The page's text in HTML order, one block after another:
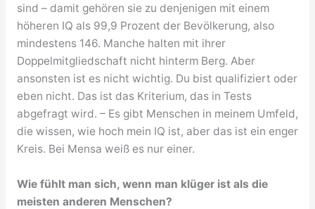
sind – damit gehören sie zu denjenigen mit einem
höheren IQ als 99,9 Prozent der Bevölkerung, also
mindestens 146. Manche halten mit ihrer
Doppelmitgliedschaft nicht hinterm Berg. Aber
ansonsten ist es nicht wichtig. Du bist qualifiziert oder
eben nicht. Das ist das Kriterium, das in Tests
abgefragt wird. – Es gibt Menschen in meinem Umfeld,
die wissen, wie hoch mein IQ ist, aber das ist ein enger
Kreis. Bei Mensa weiß es nur einer.
Wie fühlt man sich, wenn man klüger ist als die
meisten anderen Menschen?